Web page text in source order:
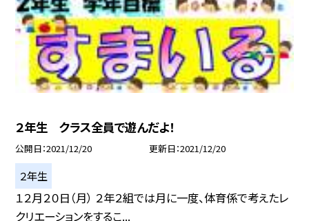
２年生 クラス全員で遊んだよ！
公開日 2021/12/20 更新日 2021/12/20
２年生
１２月２０日（月） ２年２組では月に一度、体育係で考えたレ
クリエーションをするこ...